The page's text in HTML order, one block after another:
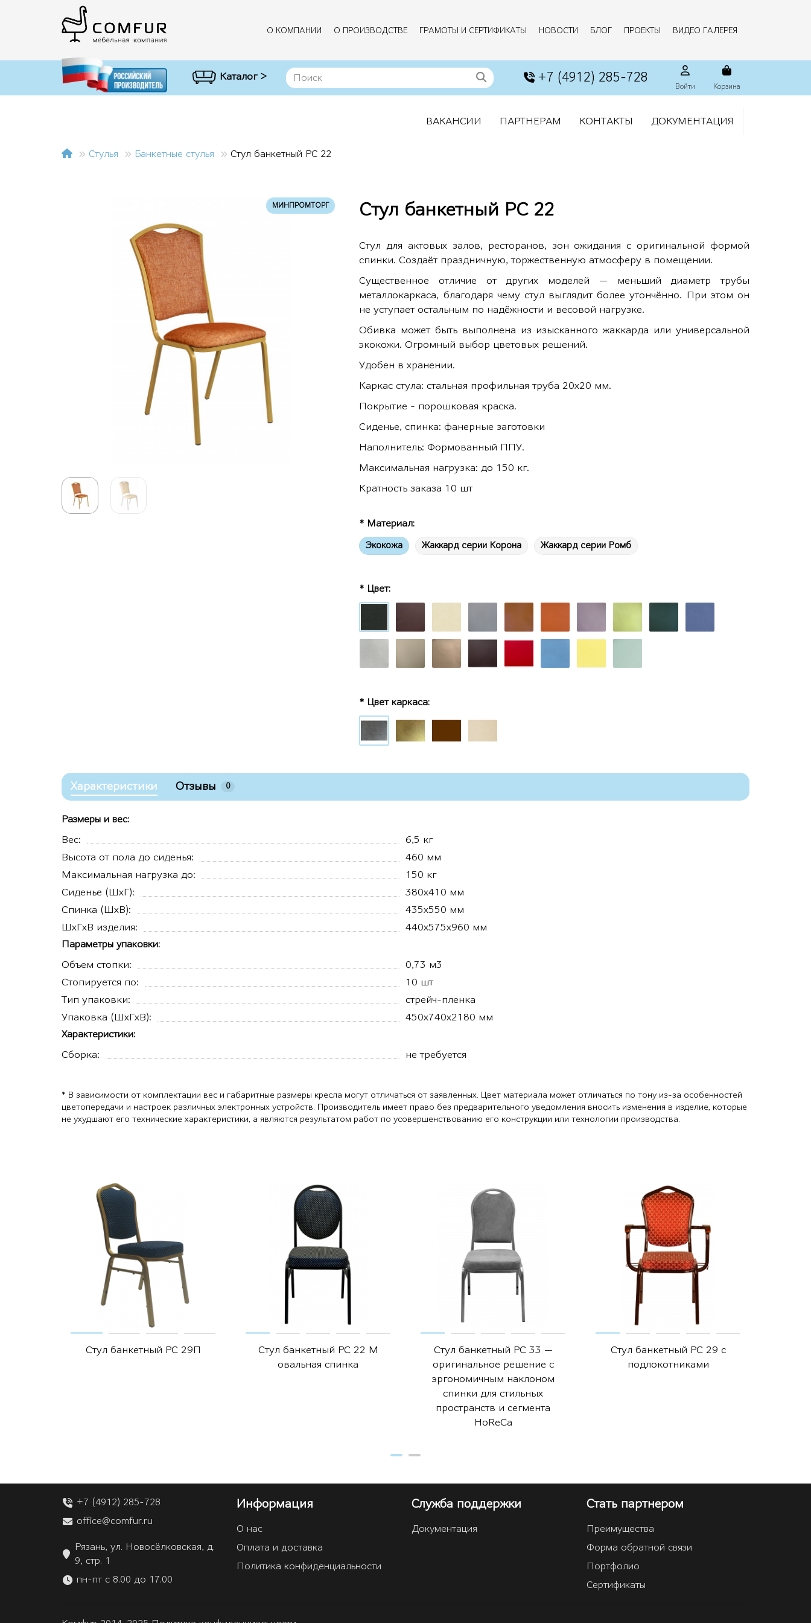
О КОМПАНИИ О ПРОИЗВОДСТВЕ ГРАМОТЫ И СЕРТИФИКАТЫ НОВОСТИ БЛОГ ПРОЕКТЫ ВИДЕО ГАЛЕРЕЯ
Каталог > +7 (4912) 285-728
Войти Корзина
ВАКАНСИИ ПАРТНЕРАМ КОНТАКТЫ ДОКУМЕНТАЦИЯ
Стулья Банкетные стулья Стул банкетный РС 22
МИНПРОМТОРГ Стул банкетный РС 22
Стул для актовых залов, ресторанов, зон ожидания с оригинальной формой
спинки. Создаёт праздничную, торжественную атмосферу в помещении.
Существенное отличие от других моделей — меньший диаметр трубы
металлокаркаса, благодаря чему стул выглядит более утончённо. При этом он
не уступает остальным по надёжности и весовой нагрузке.
Обивка может быть выполнена из изысканного жаккарда или универсальной
экокожи. Огромный выбор цветовых решений.
Удобен в хранении.
Каркас стула: стальная профильная труба 20х20 мм.
Покрытие - порошковая краска.
Сиденье, спинка: фанерные заготовки
Наполнитель: Формованный ППУ.
Максимальная нагрузка: до 150 кг.
Кратность заказа 10 шт
* Материал:
Экокожа Жаккард серии Корона Жаккард серии Ромб
* Цвет:
* Цвет каркаса:
Характеристики Отзывы 0
Размеры и вес:
Вес:
6,5 кг
Высота от пола до сиденья:
460 мм
Максимальная нагрузка до:
150 кг
Сиденье (ШхГ):
380х410 мм
Спинка (ШхВ):
435х550 мм
ШхГхВ изделия:
440х575х960 мм
Параметры упаковки:
Объем стопки:
0,73 м3
Стопируется по:
10 шт
Тип упаковки:
стрейч-пленка
Упаковка (ШхГхВ):
450х740х2180 мм
Характеристики:
Сборка: не требуется
* В зависимости от комплектации вес и габаритные размеры кресла могут отличаться от заявленных. Цвет материала может отличаться по тону из-за особенностей
цветопередачи и настроек различных электронных устройств. Производитель имеет право без предварительного уведомления вносить изменения в изделие, которые
не ухудшают его технические характеристики, а являются результатом работ по усовершенствованию его конструкции или технологии производства.
Стул банкетный РС 29П
Стул банкетный РС 22 М
овальная спинка
Стул банкетный РС 33 —
оригинальное решение с
эргономичным наклоном
спинки для стильных
пространств и сегмента
HoReCa
Стул банкетный РС 29 с
подлокотниками
+7 (4912) 285-728
office@comfur.ru
Рязань, ул. Новосёлковская, д.
9, стр. 1
пн-пт с 8.00 до 17.00
Информация
О нас
Оплата и доставка
Политика конфиденциальности
Служба поддержки
Документация
Стать партнером
Преимущества
Форма обратной связи
Портфолио
Сертификаты